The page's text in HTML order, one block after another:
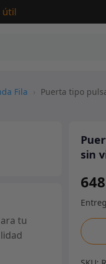
útil
Fila › Puerta tipo
tu
sin
Puerta
tipo